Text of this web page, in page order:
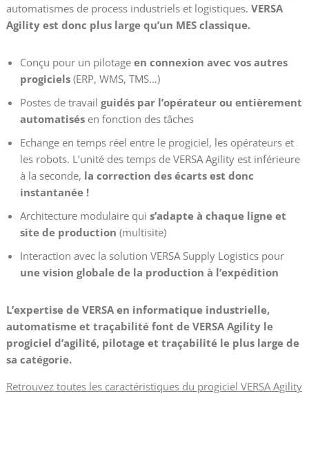
automatismes de process industriels et logistiques. VERSA
Agility est donc plus large qu’un MES classique.
Conçu pour un pilotage en connexion avec vos autres
progiciels(ERP, WMS, TMS…)
Postes de travail guidés par l’opérateur ou entièrement
automatisésen fonction des tâches
Echange en temps réel entre le progiciel, les opérateurs et
les robots. L’unité des temps de VERSA Agility est inférieure
à la seconde, la correction des écarts est donc
instantanée !
Architecture modulaire qui s’adapte à chaque ligne et
site de production (multisite)
Interaction avec la solution VERSA Supply Logistics pour
une vision globale de la production à l’expédition
L’expertise de VERSA en informatique industrielle,
automatisme et traçabilité font de VERSA Agility le
progiciel d’agilité, pilotage et traçabilité le plus large de
sa catégorie.
Retrouvez toutes les caractéristiques du progiciel VERSA Agility